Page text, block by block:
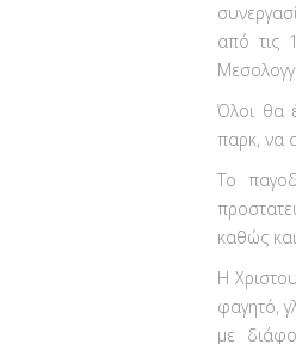
από τις
Όλοι θα
παρκ, να
Το
καθώς
Η
φαγητό,
με